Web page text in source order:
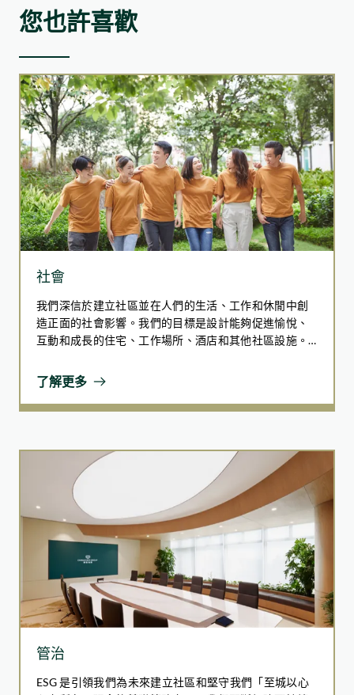
您也許喜歡
社會
我們深信於建立社區並在人們的生活、工作和休閒中創
造正面的社會影響。我們的目標是設計能夠促進愉悅、
互動和成長的住宅、工作場所、酒店和其他社區設施。
們致力打造共融空間，支持弱勢群體並促進社會公平。
透過應對社會所面臨的挑戰，我們希望帶來正面的社會
變革，創造可持續、公平和繁榮的環境。我們承諾與社
了解更多
管治
ESG 是引領我們為未來建立社區和堅守我們「至城以心